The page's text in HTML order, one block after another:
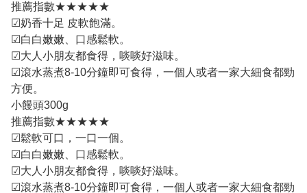
推薦指數★★★★★
☑奶香十足 皮軟飽滿。
☑白白嫩嫩、口感鬆軟。
☑大人小朋友都食得，啖啖好滋味。
☑滾水蒸煮8-10分鐘即可食得，一個人或者一家大細食都勁
方便。
小饅頭300g
推薦指數★★★★★
☑鬆軟可口，一口一個。
☑白白嫩嫩、口感鬆軟。
☑大人小朋友都食得，啖啖好滋味。
☑滾水蒸煮8-10分鐘即可食得，一個人或者一家大細食都勁